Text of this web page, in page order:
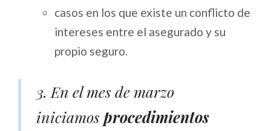
casos en los que existe un conflicto de
intereses entre el asegurado y su
propio seguro.
3. En el mes de marzo
iniciamos procedimientos